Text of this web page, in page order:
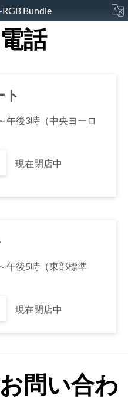
Bundle
話
ト
午後3時（中央ヨーロ
現在閉店中
午後5時（東部標準
現在閉店中
問い合わ